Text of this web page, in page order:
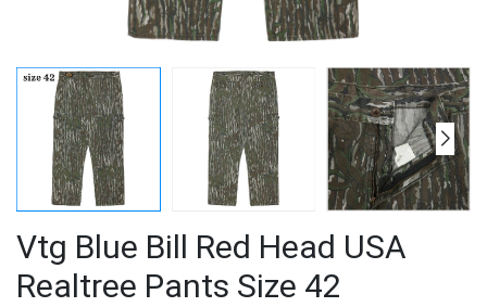
Vtg Blue Bill Red Head USA
Realtree Pants Size 42